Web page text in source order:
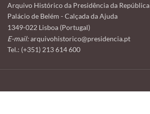
Arquivo Histórico da Presidência da República
Palácio de Belém - Calçada da Ajuda
1349-022 Lisboa (Portugal)
E-mail:arquivohistorico@presidencia.pt
Tel.: (+351) 213 614 600